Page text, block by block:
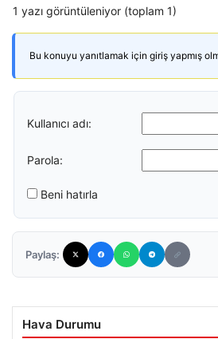
1 yazı görüntüleniyor (toplam 1)
Bu konuyu yanıtlamak için giriş yapmış
Kullanıcı adı:
Parola:
Beni hatırla
Paylaş:
Hava Durumu